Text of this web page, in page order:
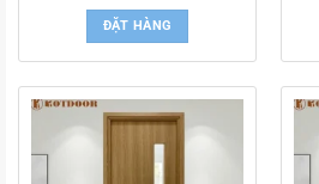
ĐẶT HÀNG